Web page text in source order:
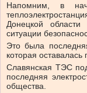
Напомним, в
Донецкой области
ситуации
Это была
которая
Славянская ТЭС
последняя
общества.